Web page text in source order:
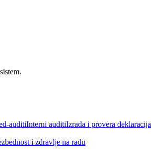
auditiInterni auditiIzrada i provera deklaracija
i zdravlje na radu